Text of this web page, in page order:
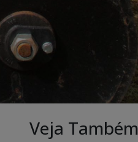
Veja Também